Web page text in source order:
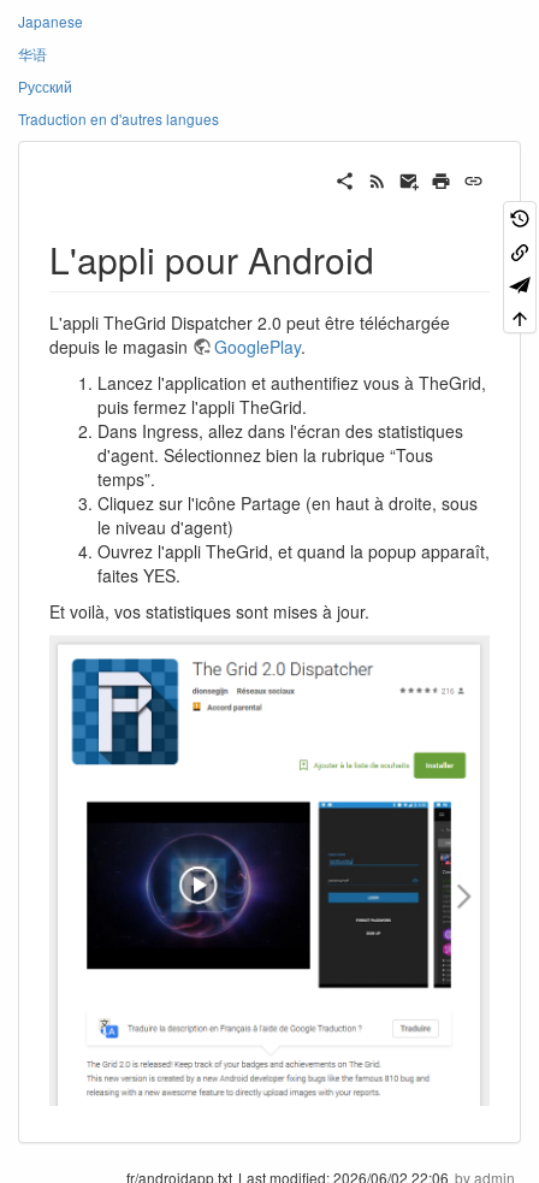
Japanese
华语
Русский
Traduction en d'autres langues
L'appli pour Android
L'appli TheGrid Dispatcher 2.0 peut être téléchargée
depuis le magasin
GooglePlay.
Lancez l'application et authentifiez vous à TheGrid,
puis fermez l'appli TheGrid.
Dans Ingress, allez dans l'écran des statistiques
d'agent. Sélectionnez bien la rubrique “Tous
temps”.
Cliquez sur l'icône Partage (en haut à droite, sous
le niveau d'agent)
Ouvrez l'appli TheGrid, et quand la popup apparaît,
faites YES.
Et voilà, vos statistiques sont mises à jour.
fr/androidapp.txt Last modified:2026/06/02 22:06 byadmin